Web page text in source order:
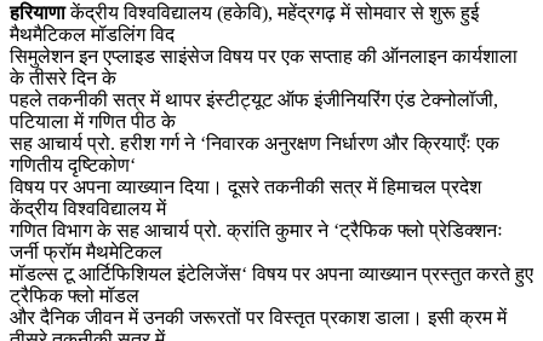
हरियाणाकेंद्रीय विश्वविद्यालय (हकेवि), महेंद्रगढ़ में सोमवार से शुरू हुई
मैथमैटिकल मॉडलिंग विद
सिमुलेशन इन एप्लाइड साइंसेज विषय पर एक सप्ताह की ऑनलाइन कार्यशाला
के तीसरे दिन के
पहले तकनीकी सत्र में थापर इंस्टीट्यूट ऑफ इंजीनियरिंग एंड टेक्नोलॉजी,
पटियाला में गणित पीठ के
सह आचार्य प्रो. हरीश गर्ग ने ‘निवारक अनुरक्षण निर्धारण और क्रियाएँः एक
गणितीय दृष्टिकोण‘
विषय पर अपना व्याख्यान दिया। दूसरे तकनीकी सत्र में हिमाचल प्रदेश
केंद्रीय विश्वविद्यालय में
गणित विभाग के सह आचार्य प्रो. क्रांति कुमार ने ‘ट्रैफिक फ्लो प्रेडिक्शनः
जर्नी फ्रॉम मैथमेटिकल
मॉडल्स टू आर्टिफिशियल इंटेलिजेंस‘ विषय पर अपना व्याख्यान प्रस्तुत करते हुए
ट्रैफिक फ्लो मॉडल
और दैनिक जीवन में उनकी जरूरतों पर विस्तृत प्रकाश डाला। इसी क्रम में